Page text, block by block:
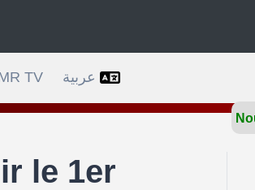
à travers l’Afrique, l’Europe et
TV
le 1er